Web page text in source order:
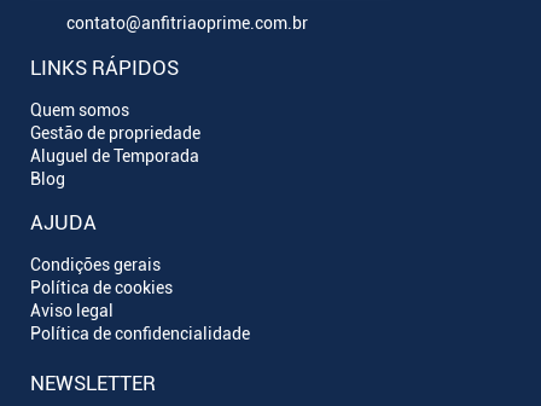
contato@anfitriaoprime.com.br
LINKS RÁPIDOS
Quem somos
Gestão de propriedade
Aluguel de Temporada
Blog
AJUDA
Condições gerais
Política de cookies
Aviso legal
Política de confidencialidade
NEWSLETTER